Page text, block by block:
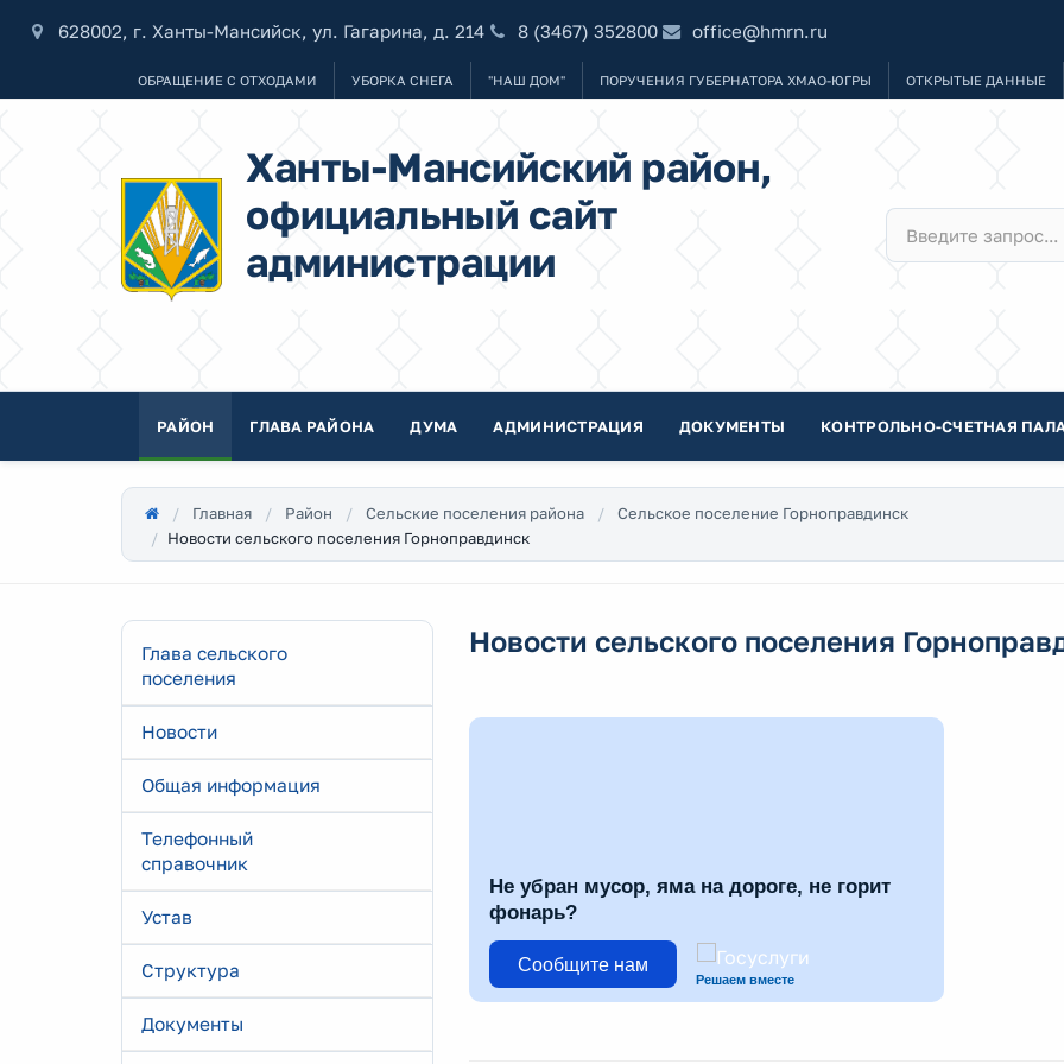
628002, г. Ханты-Мансийск, ул. Гагарина, д. 214 8 (3467) 352800 office@hmrn.ru
ОБРАЩЕНИЕ С ОТХОДАМИ УБОРКА СНЕГА "НАШ ДОМ" ПОРУЧЕНИЯ ГУБЕРНАТОРА ХМАО-ЮГРЫ ОТКРЫТЫЕ ДАННЫЕ
Ханты-Мансийский район,
официальный сайт
администрации
РАЙОН ГЛАВА РАЙОНА ДУМА АДМИНИСТРАЦИЯ ДОКУМЕНТЫ КОНТРОЛЬНО-СЧЕТНАЯ
Главная Район Сельские поселения района
Сельское поселение Горноправдинск
Новости сельского поселения Горноправдинск
Глава сельского
поселения
Новости
Общая информация
Телефонный
справочник
Устав
Структура
Документы
Новости сельского поселения
Не убран мусор, яма на дороге, не горит
фонарь?
Сообщите нам
Решаем вместе